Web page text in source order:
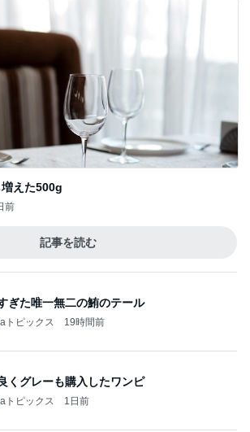
えた500g
前
記事を読む
ぎた唯一無二の鮪のテール
トピックス 19時間前
くグレーも購入したワンピ
トピックス 1日前